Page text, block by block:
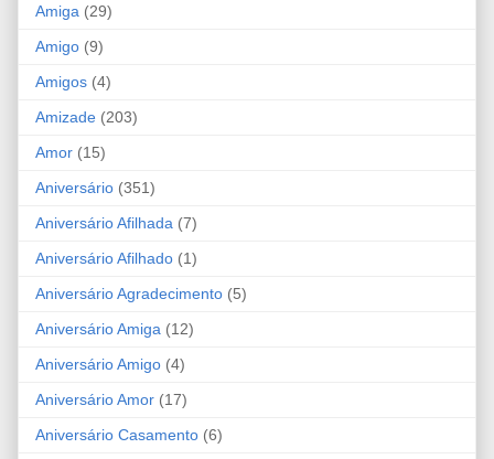
Amiga (29)
Amigo (9)
Amigos (4)
Amizade (203)
Amor (15)
Aniversário (351)
Aniversário Afilhada (7)
Aniversário Afilhado (1)
Aniversário Agradecimento (5)
Aniversário Amiga (12)
Aniversário Amigo (4)
Aniversário Amor (17)
Aniversário Casamento (6)